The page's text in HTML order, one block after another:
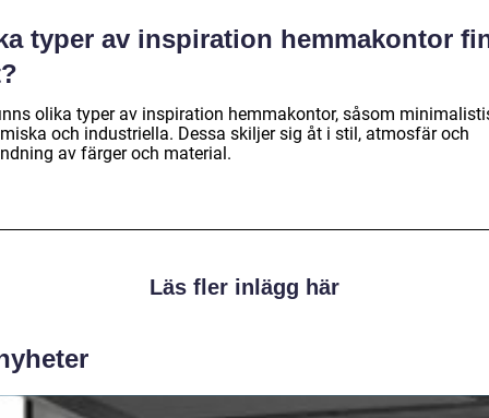
typer av inspiration hemmakontor
olika typer av inspiration hemmakontor, såsom
och industriella. Dessa skiljer sig åt i stil, atmosfär och
av färger och material.
Läs fler inlägg här